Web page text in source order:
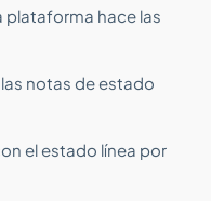
plataforma hace las
notas de estado
el estado línea por